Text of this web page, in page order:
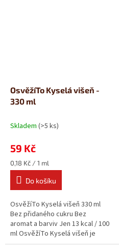
OsvěžíTo Kyselá višeň -
330 ml
Skladem (>5 ks)
59 Kč
Měrná
cena:
0,18 Kč / 1 ml
Do košíku
OsvěžíTo Kyselá višeň 330 ml
Bez přidaného cukru Bez
aromat a barviv Jen 13 kcal / 100
ml OsvěžíTo Kyselá višeň je
jemně perlivá limonáda s...